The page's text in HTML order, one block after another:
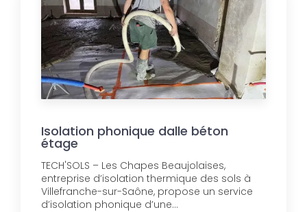
Isolation phonique dalle béton
étage
TECH'SOLS – Les Chapes Beaujolaises,
entreprise d’isolation thermique des sols à
Villefranche-sur-Saône, propose un service
d’isolation phonique d’une...